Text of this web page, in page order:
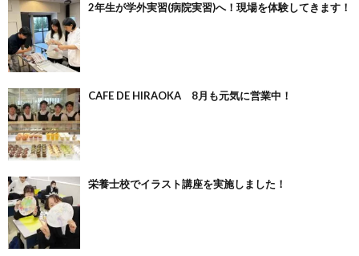
2年生が学外実習(病院実習)へ！現場を体験してきます！
CAFE DE HIRAOKA 8月も元気に営業中！
栄養士校でイラスト講座を実施しました！